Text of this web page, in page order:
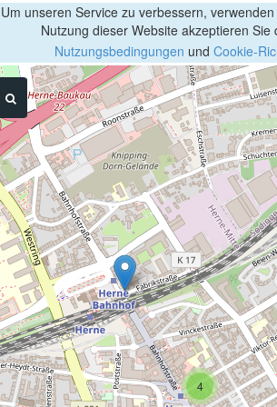
Um unseren Service zu verbessern,
Nutzung dieser Website akzeptieren Sie
Nutzungsbedingungen und Cookie-
4